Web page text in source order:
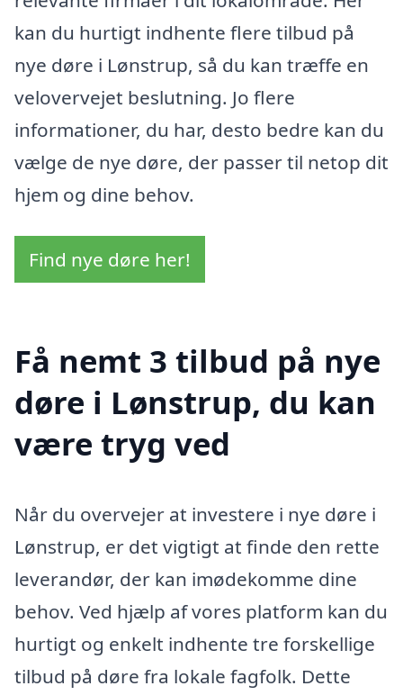
kan du hurtigt indhente flere tilbud på
nye døre i Lønstrup, så du kan træffe en
velovervejet beslutning. Jo flere
informationer, du har, desto bedre kan du
vælge de nye døre, der passer til netop dit
hjem og dine behov.
Find nye døre her!
Få nemt 3 tilbud på nye
døre i Lønstrup, du kan
være tryg ved
Når du overvejer at investere i nye døre i
Lønstrup, er det vigtigt at finde den rette
leverandør, der kan imødekomme dine
behov. Ved hjælp af vores platform kan du
hurtigt og enkelt indhente tre forskellige
tilbud på døre fra lokale fagfolk. Dette